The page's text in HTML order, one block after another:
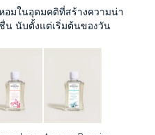
อมในอุดมคติที่สร้างความน่า
น นับตั้งแต่เริ่มต้นของวัน